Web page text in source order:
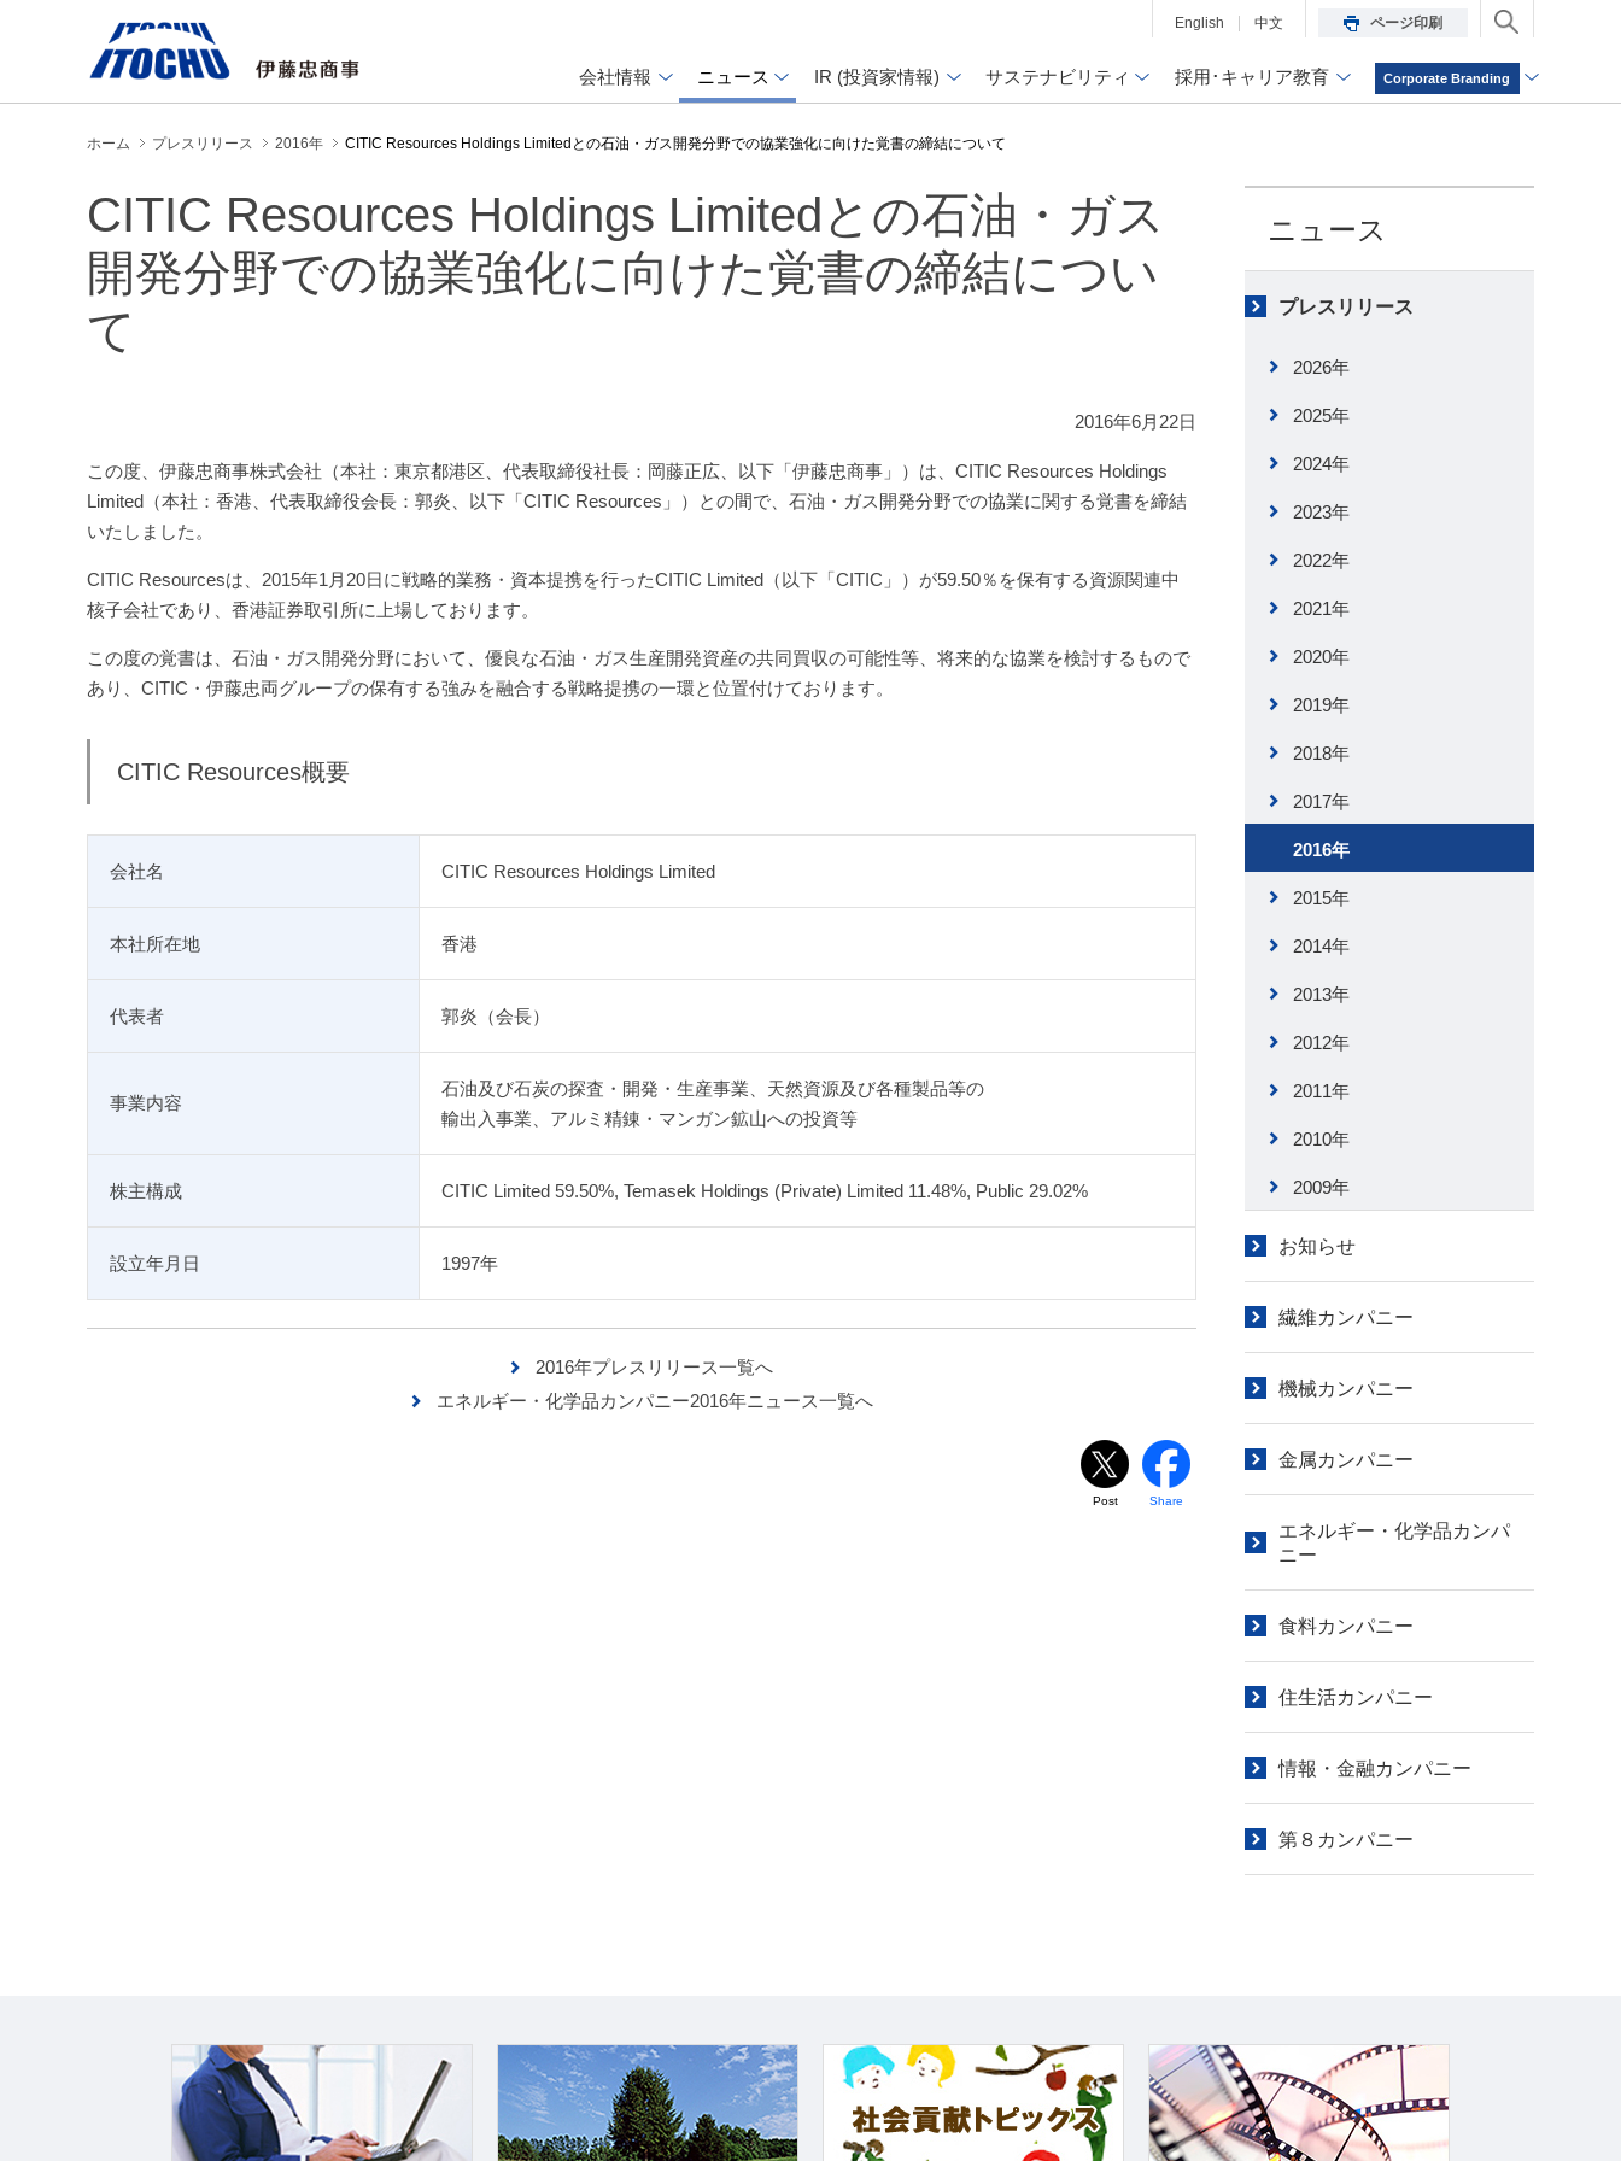
English 中文 ページ印刷
会社情報 ニュース IR (投資家情報) サステナビリティ 採用･キャリア教育 Corporate Branding
ホーム プレスリリース 2016年 CITIC Resources Holdings Limitedとの石油・ガス開発分野での協業強化に向けた覚書の締結について
CITIC Resources Holdings Limitedとの石油・ガス
開発分野での協業強化に向けた覚書の締結につい
て
2016年6月22日
この度、伊藤忠商事株式会社（本社：東京都港区、代表取締役社長：岡藤正広、以下「伊藤忠商事」）は、CITIC Resources Holdings
Limited（本社：香港、代表取締役会長：郭炎、以下「CITIC Resources」）との間で、石油・ガス開発分野での協業に関する覚書を締結
いたしました。
CITIC Resourcesは、2015年1月20日に戦略的業務・資本提携を行ったCITIC Limited（以下「CITIC」）が59.50％を保有する資源関連中
核子会社であり、香港証券取引所に上場しております。
この度の覚書は、石油・ガス開発分野において、優良な石油・ガス生産開発資産の共同買収の可能性等、将来的な協業を検討するもので
あり、CITIC・伊藤忠両グループの保有する強みを融合する戦略提携の一環と位置付けております。
CITIC Resources概要
会社名 CITIC Resources Holdings Limited
本社所在地 香港
代表者 郭炎（会長）
事業内容
石油及び石炭の探査・開発・生産事業、天然資源及び各種製品等の
輸出入事業、アルミ精錬・マンガン鉱山への投資等
株主構成 CITIC Limited 59.50%, Temasek Holdings (Private) Limited 11.48%, Public 29.02%
設立年月日 1997年
2016年プレスリリース一覧へ
エネルギー・化学品カンパニー2016年ニュース一覧へ
Post Share
ニュース
プレスリリース
2026年
2025年
2024年
2023年
2022年
2021年
2020年
2019年
2018年
2017年
2016年
2015年
2014年
2013年
2012年
2011年
2010年
2009年
お知らせ
繊維カンパニー
機械カンパニー
金属カンパニー
エネルギー・化学品カンパ
ニー
食料カンパニー
住生活カンパニー
情報・金融カンパニー
第８カンパニー